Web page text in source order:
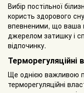
Вибір постільної
користь здорового
впевненими, що ваша
джерелом затишку і
відпочинку.
Терморегуляційні
Ще однією важливою
терморегуляційні